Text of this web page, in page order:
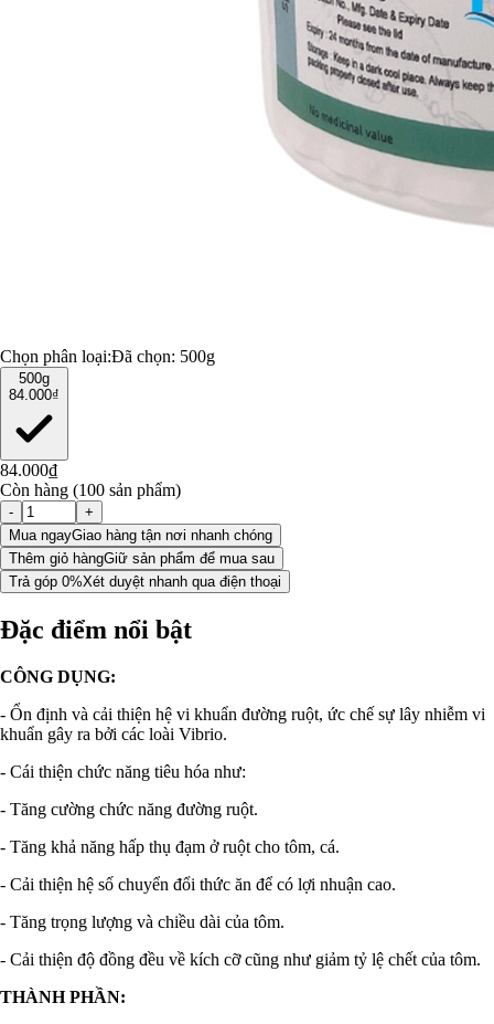
Chọn phân loại:Đã chọn: 500g
500g
84.000₫
84.000₫
Còn hàng (100 sản phẩm)
-
+
Mua ngayGiao hàng tận nơi nhanh chóng
Thêm giỏ hàngGiữ sản phẩm để mua sau
Trả góp 0%Xét duyệt nhanh qua điện thoại
Đặc điểm nổi bật
CÔNG DỤNG:
- Ổn định và cải thiện hệ vi khuẩn đường ruột, ức chế sự lây nhiễm vi
khuẩn gây ra bởi các loài Vibrio.
- Cái thiện chức năng tiêu hóa như:
- Tăng cường chức năng đường ruột.
- Tăng khả năng hấp thụ đạm ở ruột cho tôm, cá.
- Cải thiện hệ số chuyển đổi thức ăn để có lợi nhuận cao.
- Tăng trọng lượng và chiều dài của tôm.
- Cải thiện độ đồng đều về kích cỡ cũng như giảm tỷ lệ chết của tôm.
THÀNH PHẦN: